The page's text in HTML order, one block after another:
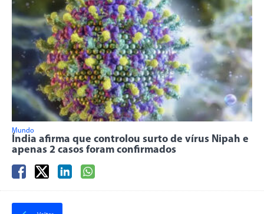
Mundo
Índia afirma que controlou surto de vírus Nipah e
apenas 2 casos foram confirmados